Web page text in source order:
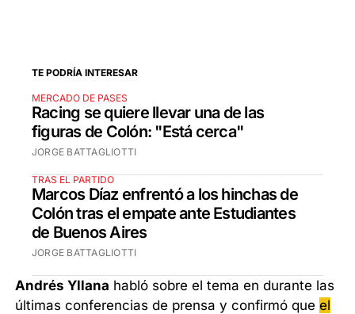
TE PODRÍA INTERESAR
MERCADO DE PASES
Racing se quiere llevar una de las
figuras de Colón: "Está cerca"
JORGE BATTAGLIOTTI
TRAS EL PARTIDO
Marcos Díaz enfrentó a los hinchas de
Colón tras el empate ante Estudiantes
de Buenos Aires
JORGE BATTAGLIOTTI
Andrés Yllana habló sobre el tema en durante las
últimas conferencias de prensa y confirmó queel